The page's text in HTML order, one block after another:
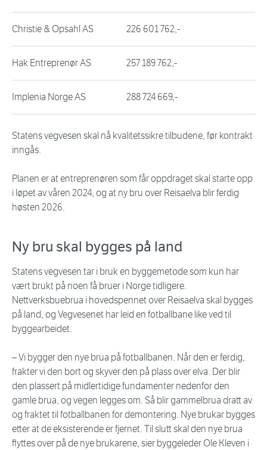
Christie & Opsahl AS 226 601 762,-
Hak Entreprenør AS 257 189 762,-
Implenia Norge AS 288 724 669,-
Statens vegvesen skal nå kvalitetssikre tilbudene, før kontrakt
inngås.
Planen er at entreprenøren som får oppdraget skal starte opp
i løpet av våren 2024, og at ny bru over Reisaelva blir ferdig
høsten 2026.
Ny bru skal bygges på land
Statens vegvesen tar i bruk en byggemetode som kun har
vært brukt på noen få bruer i Norge tidligere.
Nettverksbuebrua i hovedspennet over Reisaelva skal bygges
på land, og Vegvesenet har leid en fotballbane like ved til
byggearbeidet.
– Vi bygger den nye brua på fotballbanen. Når den er ferdig,
frakter vi den bort og skyver den på plass over elva. Der blir
den plassert på midlertidige fundamenter nedenfor den
gamle brua, og vegen legges om. Så blir gammelbrua dratt av
og fraktet til fotballbanen for demontering. Nye brukar bygges
etter at de eksisterende er fjernet. Til slutt skal den nye brua
flyttes over på de nye brukarene, sier byggeleder Ole Kleven i